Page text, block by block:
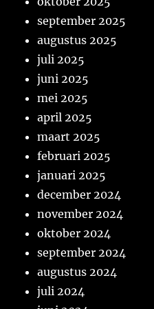
september 2025
augustus 2025
juli 2025
juni 2025
mei 2025
april 2025
maart 2025
februari 2025
januari 2025
december 2024
november 2024
oktober 2024
september 2024
augustus 2024
juli 2024